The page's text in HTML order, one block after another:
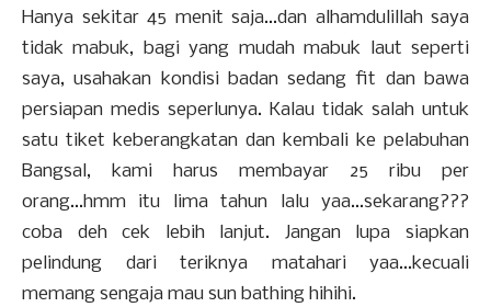
Hanya sekitar 45 menit saja...dan alhamdulillah saya
tidak mabuk, bagi yang mudah mabuk laut seperti
saya, usahakan kondisi badan sedang fit dan bawa
persiapan medis seperlunya. Kalau tidak salah untuk
satu tiket keberangkatan dan kembali ke pelabuhan
Bangsal, kami harus membayar 25 ribu per
orang...hmm itu lima tahun lalu yaa...sekarang???
coba deh cek lebih lanjut. Jangan lupa siapkan
pelindung dari teriknya matahari yaa...kecuali
memang sengaja mau sun bathing hihihi.